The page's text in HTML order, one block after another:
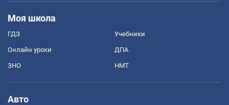
Моя школа
ГДЗ Учебники
Онлайн уроки ДПА
ЗНО НМТ
Авто